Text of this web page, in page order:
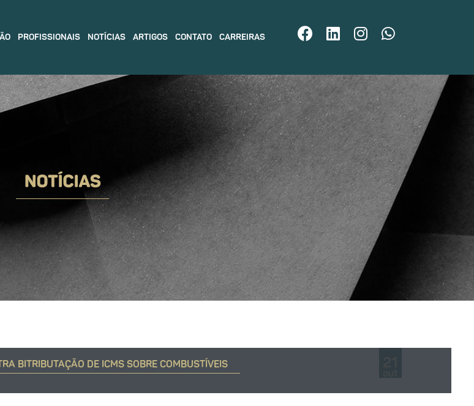
PROFISSIONAIS NOTÍCIAS ARTIGOS CONTATO CARREIRAS
BITRIBUTAÇÃO DE ICMS SOBRE COMBUSTÍVEIS